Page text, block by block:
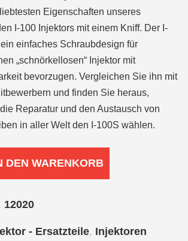
Eigenschaften unseres
I-100 Injektors mit einem Kniff. Der I-
einfaches Schraubdesign für
„schnörkellosen“ Injektor mit
bevorzugen. Vergleichen Sie ihn mit
und finden Sie heraus,
Reparatur und den Austausch von
in aller Welt den I-100S wählen.
DEN WARENKORB
12020
- Ersatzteile, Injektoren